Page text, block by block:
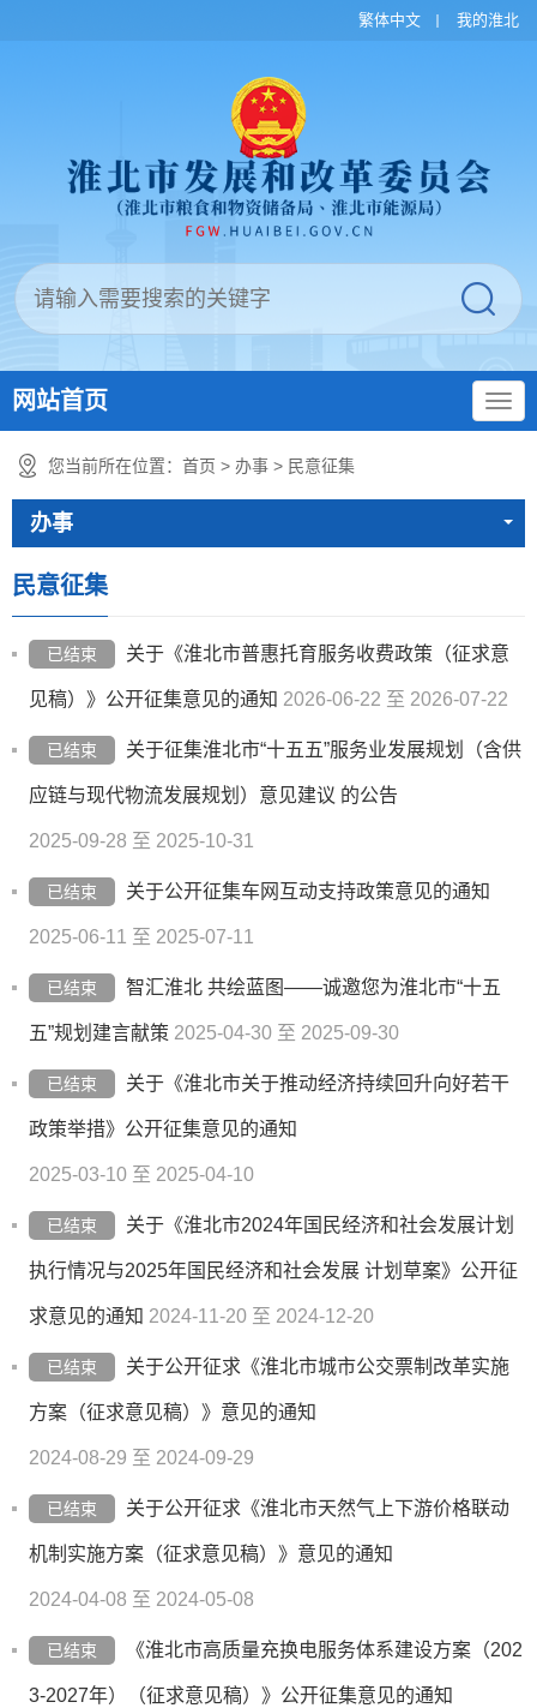
繁体中文 我的淮北
网站首页
您当前所在位置： 首页 > 办事 > 民意征集
办事
民意征集
已结束 关于《淮北市普惠托育服务收费政策（征求意
见稿）》公开征集意见的通知 2026-06-22 至 2026-07-22
已结束 关于征集淮北市“十五五”服务业发展规划（含供
应链与现代物流发展规划）意见建议 的公告
2025-09-28 至 2025-10-31
已结束 关于公开征集车网互动支持政策意见的通知
2025-06-11 至 2025-07-11
已结束 智汇淮北 共绘蓝图——诚邀您为淮北市“十五
五”规划建言献策 2025-04-30 至 2025-09-30
已结束 关于《淮北市关于推动经济持续回升向好若干
政策举措》公开征集意见的通知
2025-03-10 至 2025-04-10
已结束 关于《淮北市2024年国民经济和社会发展计划
执行情况与2025年国民经济和社会发展 计划草案》公开征
求意见的通知 2024-11-20 至 2024-12-20
已结束 关于公开征求《淮北市城市公交票制改革实施
方案（征求意见稿）》意见的通知
2024-08-29 至 2024-09-29
已结束 关于公开征求《淮北市天然气上下游价格联动
机制实施方案（征求意见稿）》意见的通知
2024-04-08 至 2024-05-08
已结束 《淮北市高质量充换电服务体系建设方案（202
3-2027年）（征求意见稿）》公开征集意见的通知